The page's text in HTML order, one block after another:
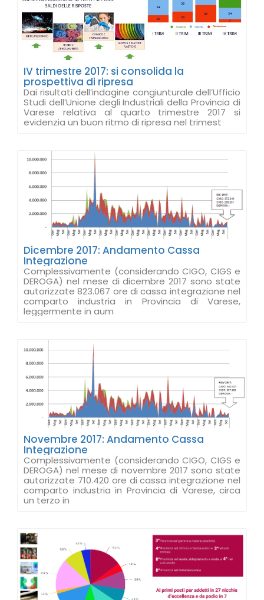
IV trimestre 2017: si consolida la
prospettiva di ripresa
Dai risultati dell’indagine congiunturale dell’Ufficio
Studi dell’Unione degli Industriali della Provincia di
Varese relativa al quarto trimestre 2017 si
evidenzia un buon ritmo di ripresa nel trimest
Dicembre 2017: Andamento Cassa
Integrazione
Complessivamente (considerando CIGO, CIGS e
DEROGA) nel mese di dicembre 2017 sono state
autorizzate 823.067 ore di cassa integrazione nel
comparto industria in Provincia di Varese,
leggermente in aum
Novembre 2017: Andamento Cassa
Integrazione
Complessivamente (considerando CIGO, CIGS e
DEROGA) nel mese di novembre 2017 sono state
autorizzate 710.420 ore di cassa integrazione nel
comparto industria in Provincia di Varese, circa
un terzo in